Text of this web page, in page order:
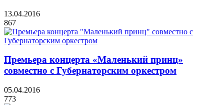
13.04.2016
867
Премьера концерта «Маленький принц»
совместно с Губернаторским оркестром
05.04.2016
773